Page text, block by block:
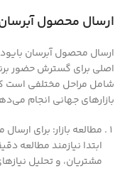
ارسال محصول آبرسان
ارسال محصول آبرسان
اصلی برای گسترش حضور
شامل مراحل مختلفی است
بازارهای جهانی انجام
مطالعه بازار: برای
ابتدا نیازمند مطالعه
مشتریان، و تحلیل